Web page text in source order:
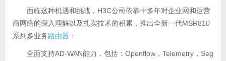
面临这种机遇和挑战，H3C公司依靠十多年对企业网和运营
商网络的深入理解以及扎实技术的积累，推出全新一代MSR810
系列多业务路由器 ：
全面支持AD-WAN能力，包括：Openflow，Telemetry，Seg